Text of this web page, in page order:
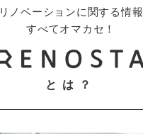
リノベーションに関する情報
すべてオマカセ！
とは？